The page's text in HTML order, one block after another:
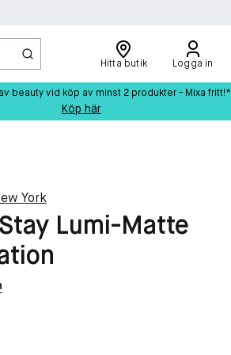
Hitta butik Logga in
beauty vid köp av minst 2 produkter - Mixa fritt!*
Köp här
York
Lumi-Matte